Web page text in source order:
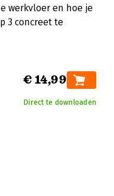
werkvloer en hoe je
3 concreet te
€ 14,99
Direct te downloaden